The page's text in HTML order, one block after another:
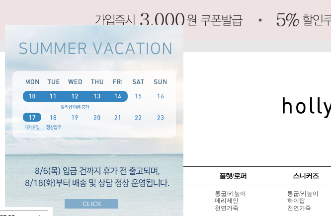
SPECIAL 펌프스 플랫/로퍼 스니커즈
BEST 50
SALE
통굽/키높이
메리제인
천연가죽
통굽/키높이
하이탑
천연가죽